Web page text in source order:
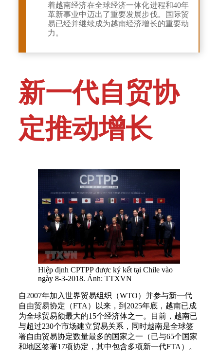
着越南经济在全球经济一体化进程和40年
革新事业中迈出了重要发展步伐。国际贸
易已经并继续成为越南经济增长的重要动
力。
新一代自贸协
定推动增长
Hiệp định CPTPP được ký kết tại Chile vào
ngày 8-3-2018. Ảnh: TTXVN
自2007年加入世界贸易组织（WTO）并参与新一代
自由贸易协定（FTA）以来，到2025年底，越南已成
为全球贸易额最大的15个经济体之一。目前，越南已
与超过230个市场建立贸易关系，同时越南是全球签
署自由贸易协定数量最多的国家之一（已与65个国家
和地区签署17项协定，其中包含多项新一代FTA）。